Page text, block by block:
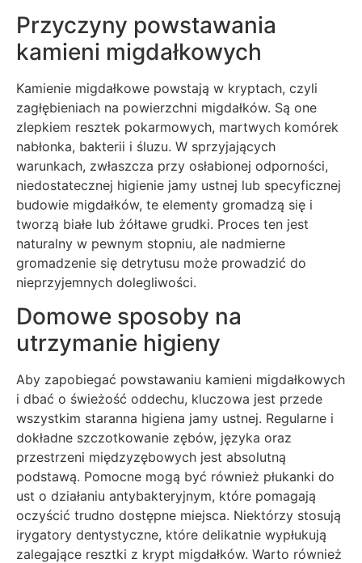
Przyczyny powstawania
kamieni migdałkowych
Kamienie migdałkowe powstają w kryptach, czyli
zagłębieniach na powierzchni migdałków. Są one
zlepkiem resztek pokarmowych, martwych komórek
nabłonka, bakterii i śluzu. W sprzyjających
warunkach, zwłaszcza przy osłabionej odporności,
niedostatecznej higienie jamy ustnej lub specyficznej
budowie migdałków, te elementy gromadzą się i
tworzą białe lub żółtawe grudki. Proces ten jest
naturalny w pewnym stopniu, ale nadmierne
gromadzenie się detrytusu może prowadzić do
nieprzyjemnych dolegliwości.
Domowe sposoby na
utrzymanie higieny
Aby zapobiegać powstawaniu kamieni migdałkowych
i dbać o świeżość oddechu, kluczowa jest przede
wszystkim staranna higiena jamy ustnej. Regularne i
dokładne szczotkowanie zębów, języka oraz
przestrzeni międzyzębowych jest absolutną
podstawą. Pomocne mogą być również płukanki do
ust o działaniu antybakteryjnym, które pomagają
oczyścić trudno dostępne miejsca. Niektórzy stosują
irygatory dentystyczne, które delikatnie wypłukują
zalegające resztki z krypt migdałków. Warto również